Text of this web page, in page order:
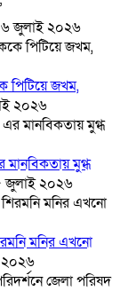
জুলাই ২০২৬
পিটিয়ে জখম,
২০২৬
মুগ্ধ
জুলাই ২০২৬
মনির এখনো